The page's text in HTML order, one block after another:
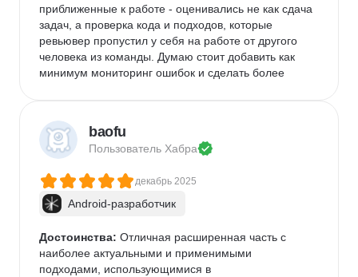
приближенные к работе - оценивались не как сдача
задач, а проверка кода и подходов, которые
ревьювер пропустил у себя на работе от другого
человека из команды. Думаю стоит добавить как
минимум мониторинг ошибок и сделать более
кросплатформе в несколько лет, как повышения
навыков. Просто учеба идет лучше, когда тебя кто-
то пинает =) Как итог можно спокойно переписать
свои кросплатформенные проекты на натив. Что
ожидал, то и получил.
baofu
Пользователь Хабра
декабрь 2025
Android-разработчик
Достоинства: Отличная расширенная часть с
наиболее актуальными и применимыми
подходами, использующимися в